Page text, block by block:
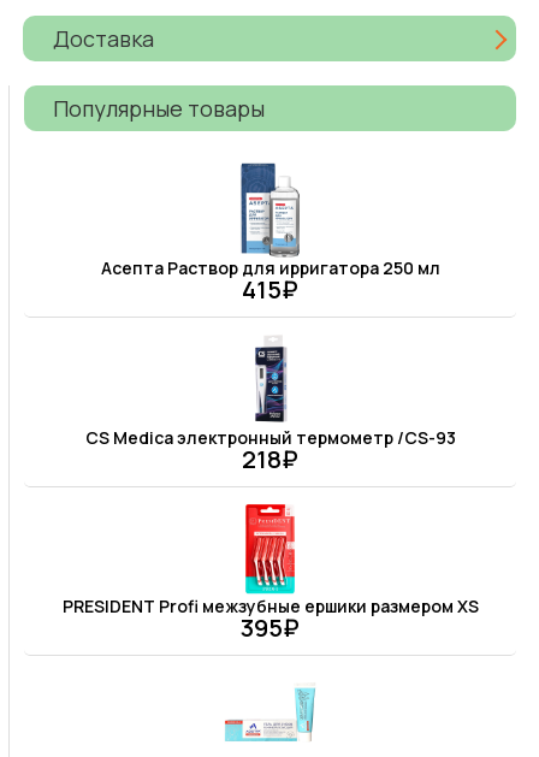
Доставка
Популярные товары
Асепта Раствор для ирригатора 250 мл
415₽
CS Medica электронный термометр /CS-93
218₽
PRESIDENT Profi межзубные ершики размером XS
395₽